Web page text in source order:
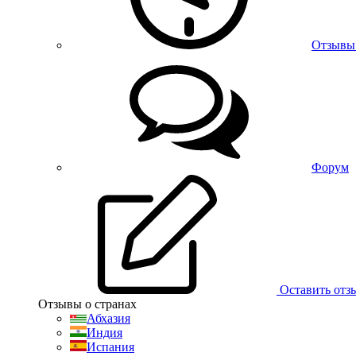
Отзывы
Форум
Оставить
Отзывы о странах
Абхазия
Индия
Испания